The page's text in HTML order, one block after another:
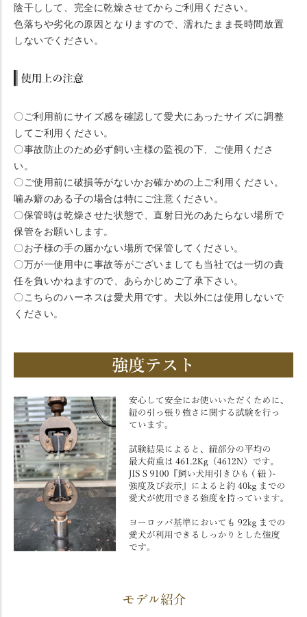
陰干しして、完全に乾燥させてからご利用ください。
色落ちや劣化の原因となりますので、濡れたまま長時間放置
しないでください。
〇ご利用前にサイズ感を確認して愛犬にあったサイズに調整
してご利用ください。
〇事故防止のため必ず飼い主様の監視の下、ご使用くださ
い。
〇ご使用前に破損等がないかお確かめの上ご利用ください。
噛み癖のある子の場合は特にご注意ください。
〇保管時は乾燥させた状態で、直射日光のあたらない場所で
保管をお願いします。
〇お子様の手の届かない場所で保管してください。
〇万が一使用中に事故等がございましても当社では一切の責
任を負いかねますので、あらかじめご了承下さい。
〇こちらのハーネスは愛犬用です。犬以外には使用しないで
ください。